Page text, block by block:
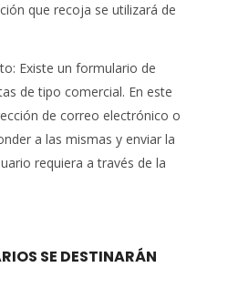
que recoja se utilizará de
Existe un formulario de
de tipo comercial. En este
de correo electrónico o
a las mismas y enviar la
requiera a través de la
SE DESTINARÁN